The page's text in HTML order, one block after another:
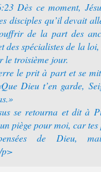
Dès ce moment,
disciples qu’il devait
de la part des
des spécialistes de la
le troisième jour.
le prit à part et se
Dieu t’en garde,
se retourna et dit à
piège pour moi, car tes
de Dieu,
p>